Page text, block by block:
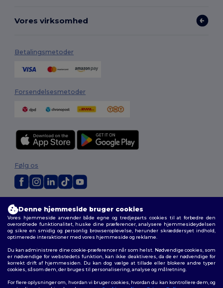
Vores virksomhed
Betalingsmetoder
Forsendelsesmetoder
Vilkår og Betingelser|Tilpasset politik |Fortrolighedspolitik
cookies | Sitemap
Følg os
Denne hjemmeside bruger cookies
Vores hjemmeside anvender både egne og tredjeparts cookies til at forbedre den
overordnede funktionalitet, huske dine præferencer, analysere hjemmesideydelsen
og sikre en smidig og personlig browseroplevelse, herunder skræddersyet indhold,
optimerede interaktioner med vores hjemmeside og reklame.
Du kan administrere dine cookie-præferencer når som helst. Nødvendige cookies, som
er nødvendige for webstedets funktion, kan ikke deaktiveres, da de er nødvendige for
korrekt drift af hjemmesiden. Du kan dog vælge at tillade eller blokere andre typer
cookies, såsom dem, der bruges til personalisering, analyse og målretning.
For flere oplysninger om, hvordan vi bruger cookies, hvordan du kan kontrollere dem, og